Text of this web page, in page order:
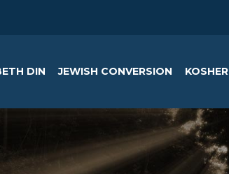
DIN JEWISH CONVERSION KOSHER